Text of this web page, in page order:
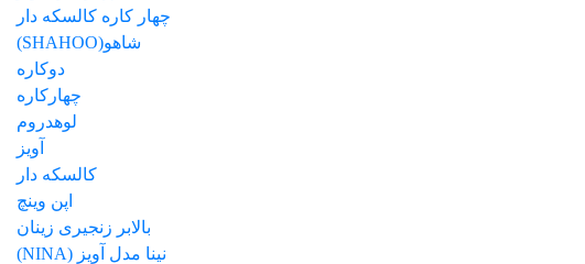
چهار کاره کالسکه دار
شاهو(SHAHOO)
دوکاره
چهارکاره
لوهدروم
آویز
کالسکه دار
اپن وینچ
بالابر زنجیری زینان
نینا مدل آویز (NINA)